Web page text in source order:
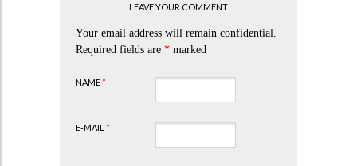
LEAVE YOUR COMMENT
Your email address will remain confidential.
Required fields are *marked
NAME*
E-MAIL *